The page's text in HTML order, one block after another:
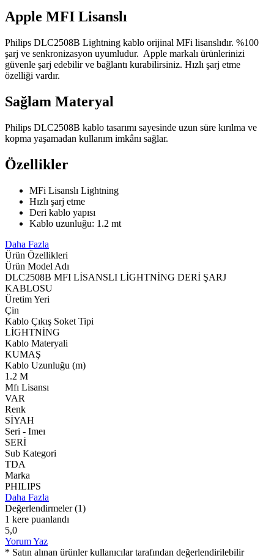
Apple MFI Lisanslı
Philips DLC2508B Lightning kablo orijinal MFi lisanslıdır. %100
şarj ve senkronizasyon uyumludur. Apple markalı ürünlerinizi
güvenle şarj edebilir ve bağlantı kurabilirsiniz. Hızlı şarj etme
özelliği vardır.
Sağlam Materyal
Philips DLC2508B kablo tasarımı sayesinde uzun süre kırılma ve
kopma yaşamadan kullanım imkânı sağlar.
Özellikler
MFi Lisanslı Lightning
Hızlı şarj etme
Deri kablo yapısı
Kablo uzunluğu: 1.2 mt
Daha Fazla
Ürün Özellikleri
Ürün Model Adı
DLC2508B MFI LİSANSLI LİGHTNİNG DERİ ŞARJ
KABLOSU
Üretim Yeri
Çin
Kablo Çıkış Soket Tipi
LİGHTNİNG
Kablo Materyali
KUMAŞ
Kablo Uzunluğu (m)
1.2 M
Mfı Lisansı
VAR
Renk
SİYAH
Seri - Imeı
SERİ
Sub Kategori
TDA
Marka
PHILIPS
Daha Fazla
Değerlendirmeler (1)
1 kere puanlandı
5,0
Yorum Yaz
* Satın alınan ürünler kullanıcılar tarafından değerlendirilebilir